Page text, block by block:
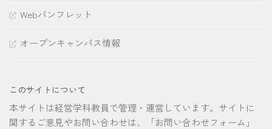
Webパンフレット
オープンキャンパス情報
このサイトについて
本サイトは経営学科教員で管理・運営しています。サイトに
関するご意見やお問い合わせは、「お問い合わせフォーム」